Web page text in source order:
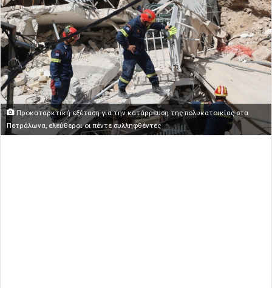
Προκαταρκτική εξέταση για την κατάρρευση της πολυκατοικίας στα
Πετράλωνα, ελεύθεροι οι πέντε συλληφθέντες